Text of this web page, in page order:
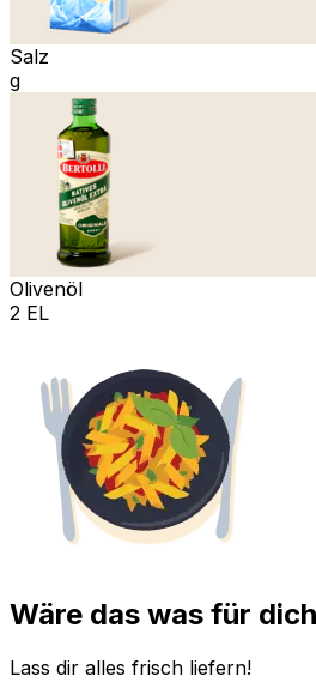
Salz
g
Olivenöl
2 EL
Wäre das was für
Lass dir alles frisch liefern!